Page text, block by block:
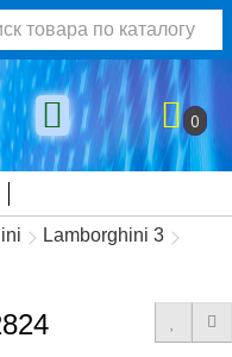
0
Lamborghini 3